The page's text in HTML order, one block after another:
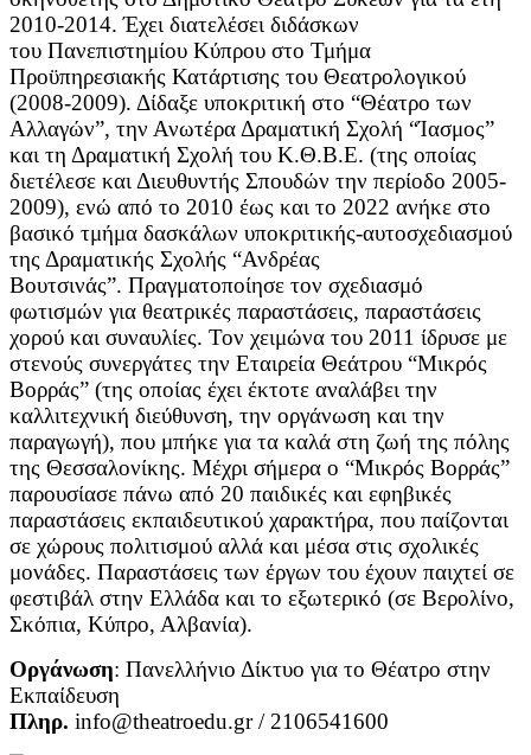
2010-2014. Έχει διατελέσει διδάσκων
του Πανεπιστημίου Κύπρου στο Τμήμα
Προϋπηρεσιακής Κατάρτισης του Θεατρολογικού
(2008-2009). Δίδαξε υποκριτική στο “Θέατρο των
Αλλαγών”, την Ανωτέρα Δραματική Σχολή “Ίασμος”
και τη Δραματική Σχολή του Κ.Θ.Β.Ε. (της οποίας
διετέλεσε και Διευθυντής Σπουδών την περίοδο 2005-
2009), ενώ από το 2010 έως και το 2022 ανήκε στο
βασικό τμήμα δασκάλων υποκριτικής-αυτοσχεδιασμού
της Δραματικής Σχολής “Ανδρέας
Βουτσινάς”. Πραγματοποίησε τον σχεδιασμό
φωτισμών για θεατρικές παραστάσεις, παραστάσεις
χορού και συναυλίες. Τον χειμώνα του 2011 ίδρυσε με
στενούς συνεργάτες την Εταιρεία Θεάτρου “Μικρός
Βορράς” (της οποίας έχει έκτοτε αναλάβει την
καλλιτεχνική διεύθυνση, την οργάνωση και την
παραγωγή), που μπήκε για τα καλά στη ζωή της πόλης
της Θεσσαλονίκης. Μέχρι σήμερα ο “Μικρός Βορράς”
παρουσίασε πάνω από 20 παιδικές και εφηβικές
παραστάσεις εκπαιδευτικού χαρακτήρα, που παίζονται
σε χώρους πολιτισμού αλλά και μέσα στις σχολικές
μονάδες. Παραστάσεις των έργων του έχουν παιχτεί σε
φεστιβάλ στην Ελλάδα και το εξωτερικό (σε Βερολίνο,
Σκόπια, Κύπρο, Αλβανία).
Οργάνωση: Πανελλήνιο Δίκτυο για το Θέατρο στην
Εκπαίδευση
Πληρ. info@theatroedu.gr / 2106541600